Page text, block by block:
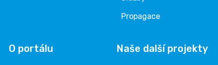
Propagace
O portálu Naše další projekty